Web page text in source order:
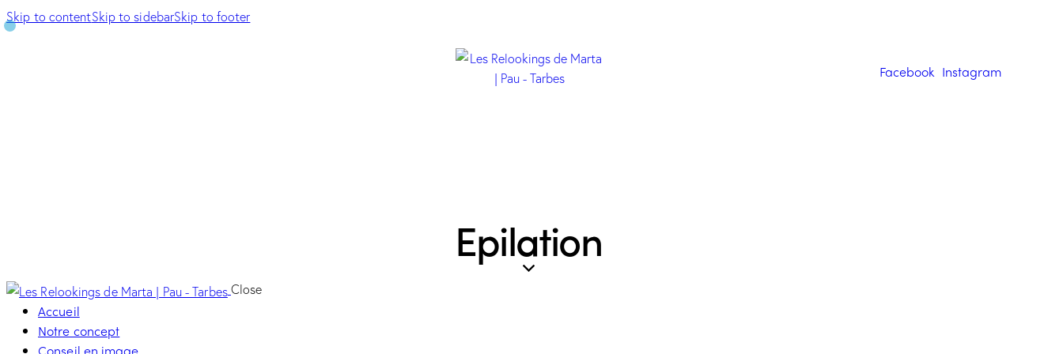
Skip to contentSkip to sidebarSkip to footer
Facebook Instagram
Epilation
Close
Accueil
Notre concept
Conseil en image